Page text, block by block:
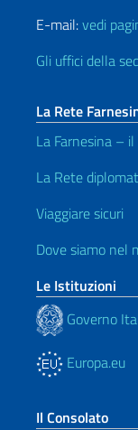
E-mail:vedi
Gli uffici della
La Rete
La Farnesina – il
La Rete
Viaggiare sicuri
Dove siamo nel
Le Istituzioni
Governo
Europa.eu
Il Consolato